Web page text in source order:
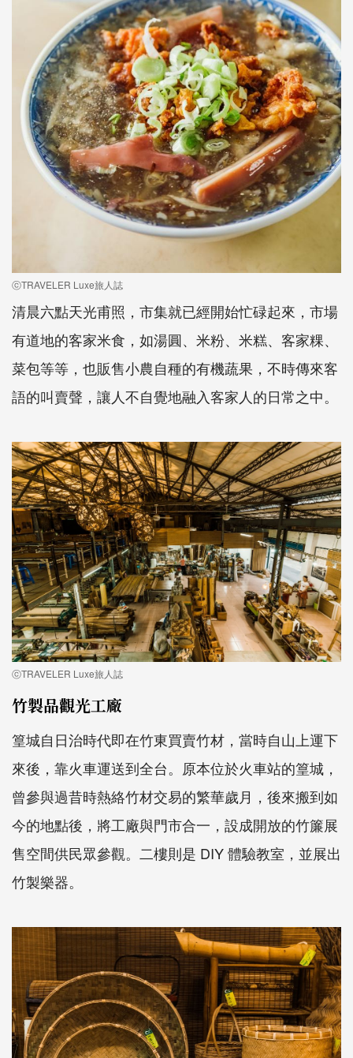
ⓒTRAVELER Luxe旅人誌
清晨六點天光甫照，市集就已經開始忙碌起來，市場
有道地的客家米食，如湯圓、米粉、米糕、客家粿、
菜包等等，也販售小農自種的有機蔬果，不時傳來客
語的叫賣聲，讓人不自覺地融入客家人的日常之中。
ⓒTRAVELER Luxe旅人誌
竹製品觀光工廠
篁城自日治時代即在竹東買賣竹材，當時自山上運下
來後，靠火車運送到全台。原本位於火車站的篁城，
曾參與過昔時熱絡竹材交易的繁華歲月，後來搬到如
今的地點後，將工廠與門市合一，設成開放的竹簾展
售空間供民眾參觀。二樓則是 DIY 體驗教室，並展出
竹製樂器。